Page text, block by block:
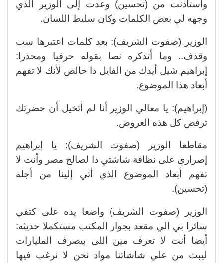
واستأذنت من (تحسين) وعدت إلى الوزير الذي
وجهه لي بعض الكلمات وكان سليط اللسان.
الوزير (صفوت الشريف): بعد كلمات اعتبرها سب
وقذف.. وما أتذكره نصا بقوله حرفيا ومحذرا:
إبراهيم شيل أيدك من الفايل دا خالص لأنك لا تفهم
أبعاد هذا الموضوع.
(إبراهيم): يا معالي الوزير أنا لم أتخيل أن حضرتك
ترفض كل هذه العروض.
مقاطعا الوزير (صفوت الشريف): يا إبراهيم
إصراري على نظافة شاشتي دا لصالح مصر وأنت لا
تفهم أبعاد الموضوع الذي أتي إلينا من أجله
(تحسين).
الوزير (صفوت الشريف) واضعا يده على كتفي
سائرا بي الي مقعد بجوار المكتب مستكملا حديثه:
أيضا أنت لا تعرف مين اللي بيصرف المليارات
ليبث من علي شاشاتنا مواد نحن لا نرغب فيها